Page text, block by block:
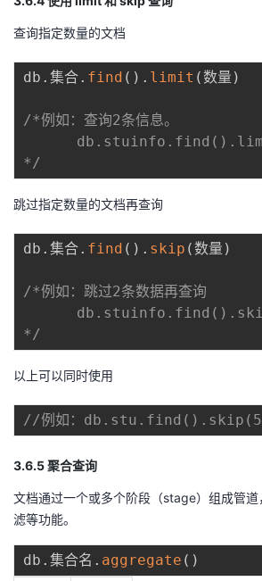
查询指定数量的文档
db . 集合. find ( ) . limit (数量 )
/*例如：查询2条信息。
*/
跳过指定数量的文档再查询
db . 集合. find ( ) . skip (数量 )
/*例如：跳过2条数据再查询
*/
以上可以同时使用
//例如：
3.6.5 聚合查询
文档通过一个或多个阶段（stage）组成管
滤等功能。
db . 集合名 . aggregate ( )